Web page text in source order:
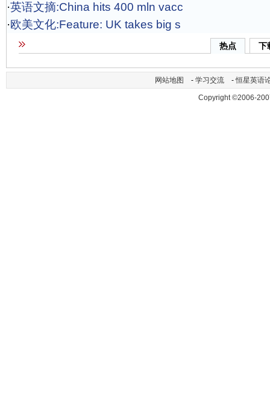
·英语文摘:China hits 400 mln vacc
·欧美文化:Feature: UK takes big s
热点 下
网站地图 - 学习交流 -恒星英语
Copyright ©2006-